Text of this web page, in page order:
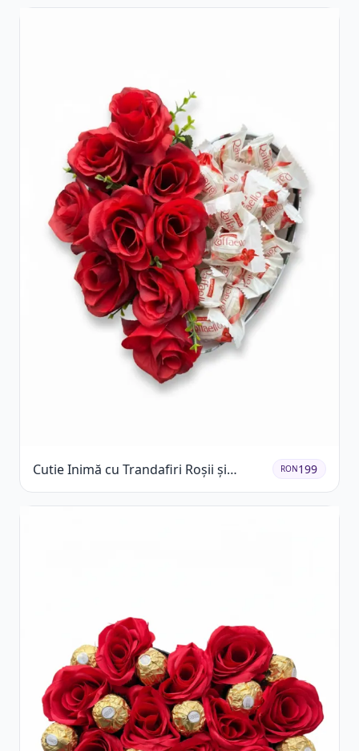
Cutie Inimă cu Trandafiri Roșii și
Raffaello
RON199